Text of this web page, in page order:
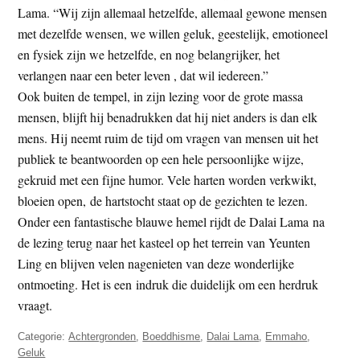
Lama. “Wij zijn allemaal hetzelfde, allemaal gewone mensen
met dezelfde wensen, we willen geluk, geestelijk, emotioneel
en fysiek zijn we hetzelfde, en nog belangrijker, het
verlangen naar een beter leven , dat wil iedereen.”
Ook buiten de tempel, in zijn lezing voor de grote massa
mensen, blijft hij benadrukken dat hij niet anders is dan elk
mens. Hij neemt ruim de tijd om vragen van mensen uit het
publiek te beantwoorden op een hele persoonlijke wijze,
gekruid met een fijne humor. Vele harten worden verkwikt,
bloeien open, de hartstocht staat op de gezichten te lezen.
Onder een fantastische blauwe hemel rijdt de Dalai Lama na
de lezing terug naar het kasteel op het terrein van Yeunten
Ling en blijven velen nagenieten van deze wonderlijke
ontmoeting. Het is een indruk die duidelijk om een herdruk
vraagt.
Categorie:Achtergronden, Boeddhisme, Dalai Lama, Emmaho,
Geluk